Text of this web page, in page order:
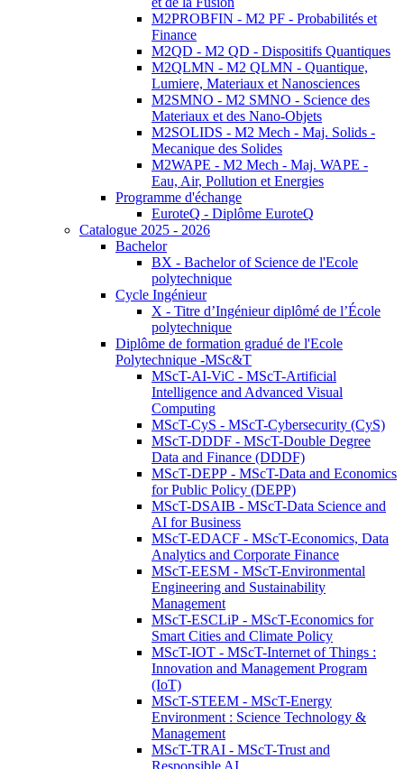
M2PROBFIN - M2 PF - Probabilités et
Finance
M2QD - M2 QD - Dispositifs Quantiques
M2QLMN - M2 QLMN - Quantique,
Lumiere, Materiaux et Nanosciences
M2SMNO - M2 SMNO - Science des
Materiaux et des Nano-Objets
M2SOLIDS - M2 Mech - Maj. Solids -
Mecanique des Solides
M2WAPE - M2 Mech - Maj. WAPE -
Eau, Air, Pollution et Energies
Programme d'échange
EuroteQ - Diplôme EuroteQ
Catalogue 2025 - 2026
Bachelor
BX - Bachelor of Science de l'Ecole
polytechnique
Cycle Ingénieur
X - Titre d’Ingénieur diplômé de l’École
polytechnique
Diplôme de formation gradué de l'Ecole
Polytechnique -MSc&T
MScT-AI-ViC - MScT-Artificial
Intelligence and Advanced Visual
Computing
MScT-CyS - MScT-Cybersecurity (CyS)
MScT-DDDF - MScT-Double Degree
Data and Finance (DDDF)
MScT-DEPP - MScT-Data and Economics
for Public Policy (DEPP)
MScT-DSAIB - MScT-Data Science and
AI for Business
MScT-EDACF - MScT-Economics, Data
Analytics and Corporate Finance
MScT-EESM - MScT-Environmental
Engineering and Sustainability
Management
MScT-ESCLiP - MScT-Economics for
Smart Cities and Climate Policy
MScT-IOT - MScT-Internet of Things :
Innovation and Management Program
(IoT)
MScT-STEEM - MScT-Energy
Environment : Science Technology &
Management
MScT-TRAI - MScT-Trust and
Responsible AI